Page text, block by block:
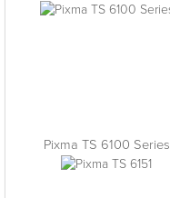
Pixma TS 6100 Series